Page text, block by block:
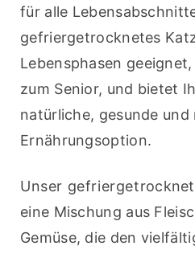
für alle
gefriergetrocknetes
Lebensphasen
zum Senior, und bietet
natürliche, gesunde
Ernährungsoption.
Unser
eine Mischung aus
Gemüse, die den